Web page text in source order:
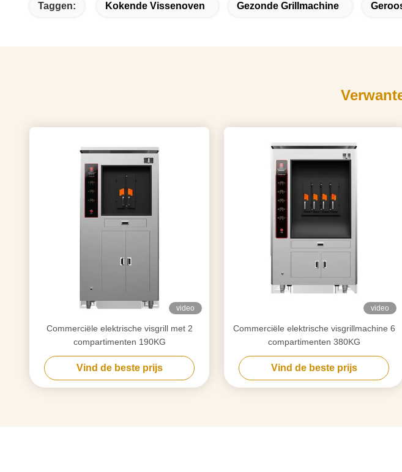
Taggen: Kokende Vissenoven Gezonde Grillmachine
video
Commerciële elektrische visgrill met 2
compartimenten 190KG
Vind de beste prijs
video
Commerciële elektrische visgrillmachine 6
compartimenten 380KG
Vind de beste prijs